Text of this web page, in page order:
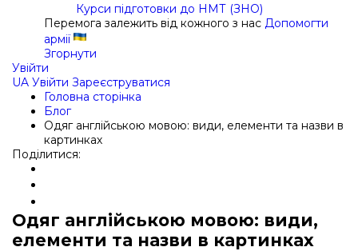
Курси підготовки до НМТ (ЗНО)
Перемога залежить від кожного з нас Допомогти
армії
Згорнути
Увійти
UA Увійти Зареєструватися
Головна сторінка
Блог
Одяг англійською мовою: види, елементи та назви в
картинках
Поділитися:
Одяг англійською мовою: види,
елементи та назви в картинках